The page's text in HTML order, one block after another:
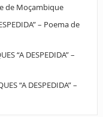
de Moçambique
– Poema de
“A DESPEDIDA” –
“A DESPEDIDA” –